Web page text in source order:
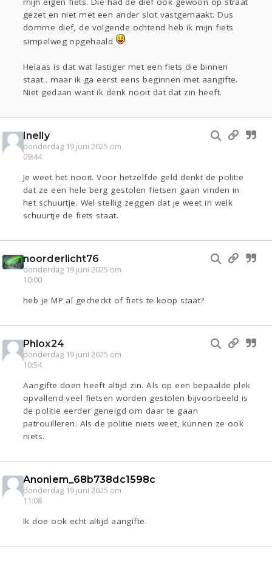
gezet en niet met een ander slot vastgemaakt. Dus
domme dief, de volgende ochtend heb ik mijn fiets
simpelweg opgehaald
Helaas is dat wat lastiger met een fiets die binnen
staat.. maar ik ga eerst eens beginnen met aangifte.
Niet gedaan want ik denk nooit dat dat zin heeft.
Inelly
donderdag 19 juni 2025 om
09:44
Je weet het nooit. Voor hetzelfde geld denkt de politie
dat ze een hele berg gestolen fietsen gaan vinden in
het schuurtje. Wel stellig zeggen dat je weet in welk
schuurtje de fiets staat.
noorderlicht76
donderdag 19 juni 2025 om
10:00
heb je MP al gecheckt of fiets te koop staat?
Phlox24
donderdag 19 juni 2025 om
10:54
Aangifte doen heeft altijd zin. Als op een bepaalde plek
opvallend veel fietsen worden gestolen bijvoorbeeld is
de politie eerder geneigd om daar te gaan
patrouilleren. Als de politie niets weet, kunnen ze ook
niets.
Anoniem_68b738dc1598c
donderdag 19 juni 2025 om
11:08
Ik doe ook echt altijd aangifte.